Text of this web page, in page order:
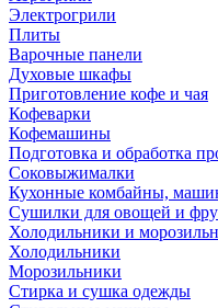
Электрогрили
Плиты
Варочные панели
Духовые шкафы
Приготовление кофе и чая
Кофеварки
Кофемашины
Подготовка и обработка
Соковыжималки
Кухонные комбайны,
Сушилки для овощей и
Холодильники и
Холодильники
Морозильники
Стирка и сушка одежды